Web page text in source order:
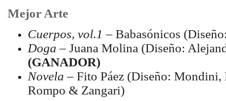
Mejor Arte
Cuerpos, vol.1 – Babasónicos
Doga – Juana Molina (Diseño:
(GANADOR)
Novela – Fito Páez (Diseño: Mondini,
Rompo & Zangari)